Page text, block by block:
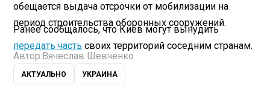
обещается выдача отсрочки от мобилизации на
период строительства оборонных сооружений.
Ранее сообщалось, что Киев могут вынудить
передать часть своих территорий соседним странам.
Автор: Вячеслав Шевченко
АКТУАЛЬНО УКРАИНА